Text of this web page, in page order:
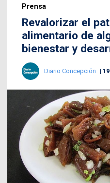
Prensa
Revalorizar el
alimentario de
bienestar y
Diario Concepción